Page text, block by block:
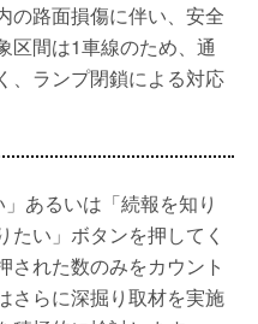
の路面損傷に伴い、安全
区間は1車線のため、通
、ランプ閉鎖による対応
あるいは「続報を知り
たい」ボタンを押してく
された数のみをカウント
さらに深掘り取材を実施